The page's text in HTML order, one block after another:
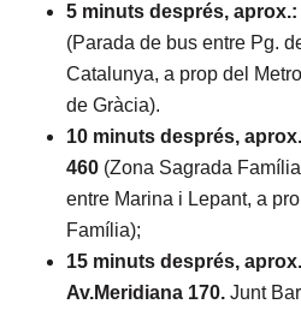
5 minuts després,
(Parada de bus entre Pg.
Catalunya, a prop del
de Gràcia).
10 minuts després,
460 (Zona Sagrada
entre Marina i Lepant, a
Família);
15 minuts després,
Av.Meridiana 170. Junt